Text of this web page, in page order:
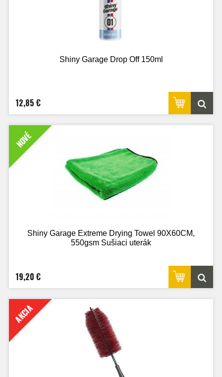
Shiny Garage Drop Off 150ml
12,85 €
NOVÉ
Shiny Garage Extreme Drying Towel 90X60CM,
550gsm Sušiaci uterák
19,20 €
AKCIA